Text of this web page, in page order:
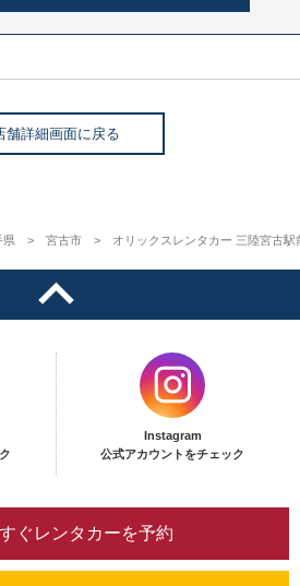
舗詳細画面に戻る
県 宮古市 オリックスレンタカー 三陸宮古駅
Instagram
公式アカウントをチェック
ぐレンタカーを予約